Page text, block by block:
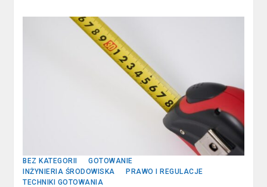
BEZ KATEGORII
GOTOWANIE
INŻYNIERIA ŚRODOWISKA
PRAWO I REGULACJE
TECHNIKI GOTOWANIA